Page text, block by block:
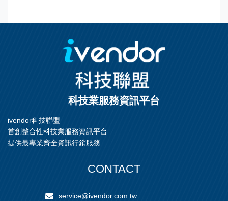
科技業服務資訊平台
ivendor科技聯盟
首創整合性科技業服務資訊平台
提供最專業齊全資訊行銷服務
CONTACT
service@ivendor.com.tw